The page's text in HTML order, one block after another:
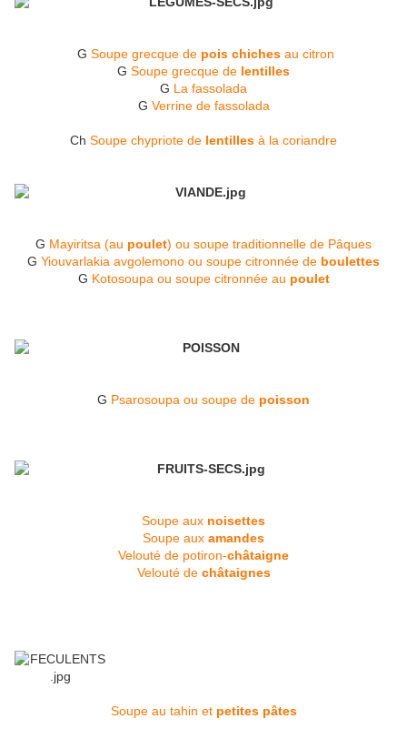
G Soupe grecque de pois chichesau citron
G Soupe grecque de lentilles
G La fassolada
G Verrine de fassolada
Ch Soupe chypriote de lentilles à la coriandre
G Mayiritsa (au poulet) ou soupe traditionnelle de Pâques
G Yiouvarlakia avgolemono ou soupe citronnée de boulettes
G Kotosoupa ou soupe citronnée au poulet
G Psarosoupa ou soupe de poisson
Soupe aux noisettes
Soupe aux amandes
Velouté de potiron-châtaigne
Velouté de châtaignes
Soupe au tahin et petites pâtes